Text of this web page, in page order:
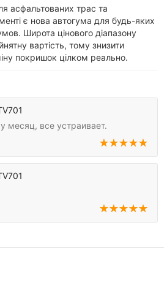
асфальтованих трас та
є нова автогума для будь-яких
Широта цінового діапазону
вартість, тому знизити
покришок цілком реально.
месяц, все устраивает.